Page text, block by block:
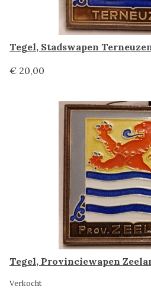
Tegel, Stadswapen
€ 20,00
Tegel, Provinciewapen
Verkocht